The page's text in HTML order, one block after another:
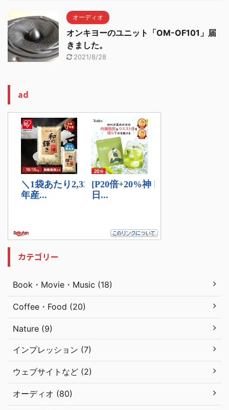
オーディオ
オンキヨーのユニット「OM-OF101」届
きました。
2021/8/28
ad
カテゴリー
Book・Movie・Music (18)
Coffee・Food (20)
Nature (9)
インプレッション (7)
ウェブサイトなど (2)
オーディオ (80)